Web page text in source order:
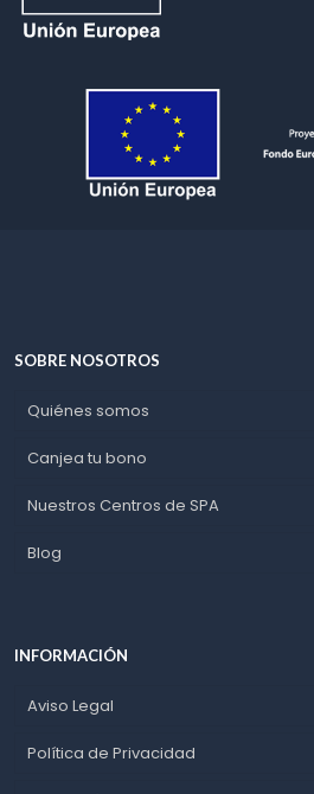
SOBRE NOSOTROS
Quiénes somos
Canjea tu bono
Nuestros Centros de SPA
Blog
INFORMACIÓN
Aviso Legal
Política de Privacidad